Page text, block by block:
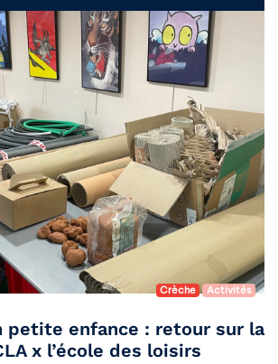
Crèche Activités
petite enfance : retour sur la
x l’école des loisirs